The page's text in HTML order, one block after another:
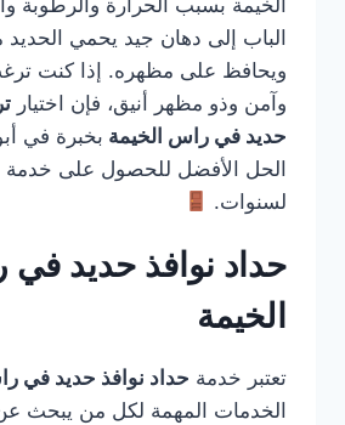
الخيمة بسبب الحرارة والرطوبة
الباب إلى دهان جيد يحمي الحديد
ويحافظ على مظهره. إذا كنت
وآمن وذو مظهر أنيق، فإن اختيار
حديد في راس الخيمة بخبرة في
الحل الأفضل للحصول على خدمة
لسنوات.
حداد نوافذ حديد
الخيمة
تعتبر خدمة حداد نوافذ حديد في
الخدمات المهمة لكل من يبحث